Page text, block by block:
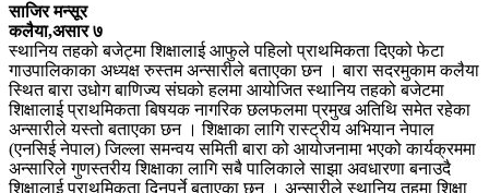
साजिर मन्सूर
कलैया,असार ७
स्थानिय तहको बजेट्मा शिक्षालाई आफुले पहिलो प्राथमिकता दिएको फेटा
गाउपालिकाका अध्यक्ष रुस्तम अन्सारीले बताएका छन । बारा सदरमुकाम कलैया
स्थित बारा उधोग बाणिज्य संघको हलमा आयोजित स्थानिय तहको बजेटमा
शिक्षालाई प्राथमिकता बिषयक नागरिक छलफलमा प्रमुख अतिथि समेत रहेका
अन्सारीले यस्तो बताएका छन । शिक्षाका लागि रास्ट्रीय अभियान नेपाल
(एनसिई नेपाल) जिल्ला समन्वय समिती बारा को आयोजनामा भएको कार्यक्रममा
अन्सारिले गुणस्तरीय शिक्षाका लागि सबै पालिकाले साझा अवधारणा बनाउदै
शिक्षालाई प्राथमिकता दिनुपर्ने बताएका छन । अन्सारीले स्थानिय तहमा शिक्षा